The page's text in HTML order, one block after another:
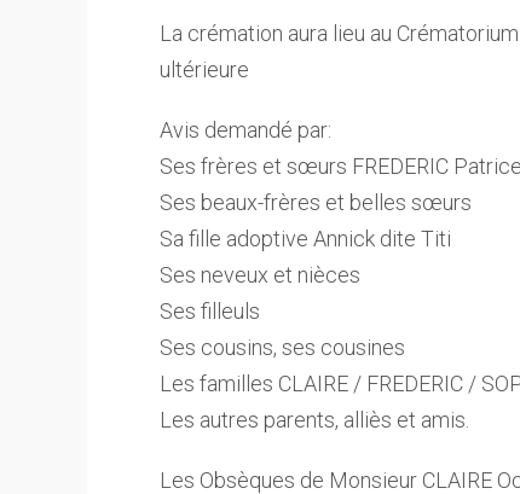
La crémation aura lieu au
ultérieure
Avis demandé par:
Ses frères et sœurs FREDERIC
Ses beaux-frères et belles sœurs
Sa fille adoptive Annick dite Titi
Ses neveux et nièces
Ses filleuls
Ses cousins, ses cousines
Les familles CLAIRE / FREDERIC /
Les autres parents, alliès et amis.
Les Obsèques de Monsieur CLAIRE